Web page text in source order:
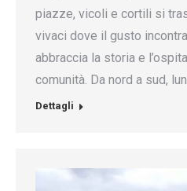
piazze, vicoli e cortili si
vivaci dove il gusto
abbraccia la storia e
comunità. Da nord a sud,
Dettagli